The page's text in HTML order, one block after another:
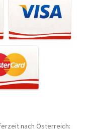
nach Österreich: